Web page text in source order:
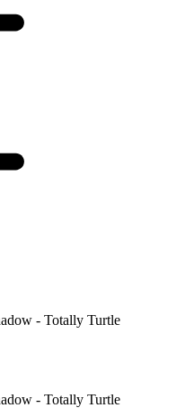
- Totally Turtle
- Totally Turtle